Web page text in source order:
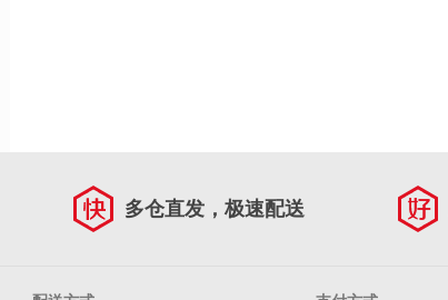
多仓直发，极速配送